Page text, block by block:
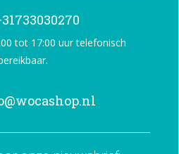
tot 17:00 uur telefonisch